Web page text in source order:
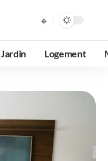
Jardin Logement